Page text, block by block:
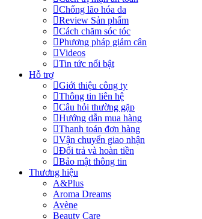
Chống lão hóa da
Review Sản phẩm
Cách chăm sóc tóc
Phương pháp giảm cân
Videos
Tin tức nổi bật
Hỗ trợ
Giới thiệu công ty
Thông tin liên hệ
Câu hỏi thường gặp
Hướng dẫn mua hàng
Thanh toán đơn hàng
Vận chuyển giao nhận
Đổi trả và hoàn tiền
Bảo mật thông tin
Thương hiệu
A&Plus
Aroma Dreams
Avène
Beauty Care